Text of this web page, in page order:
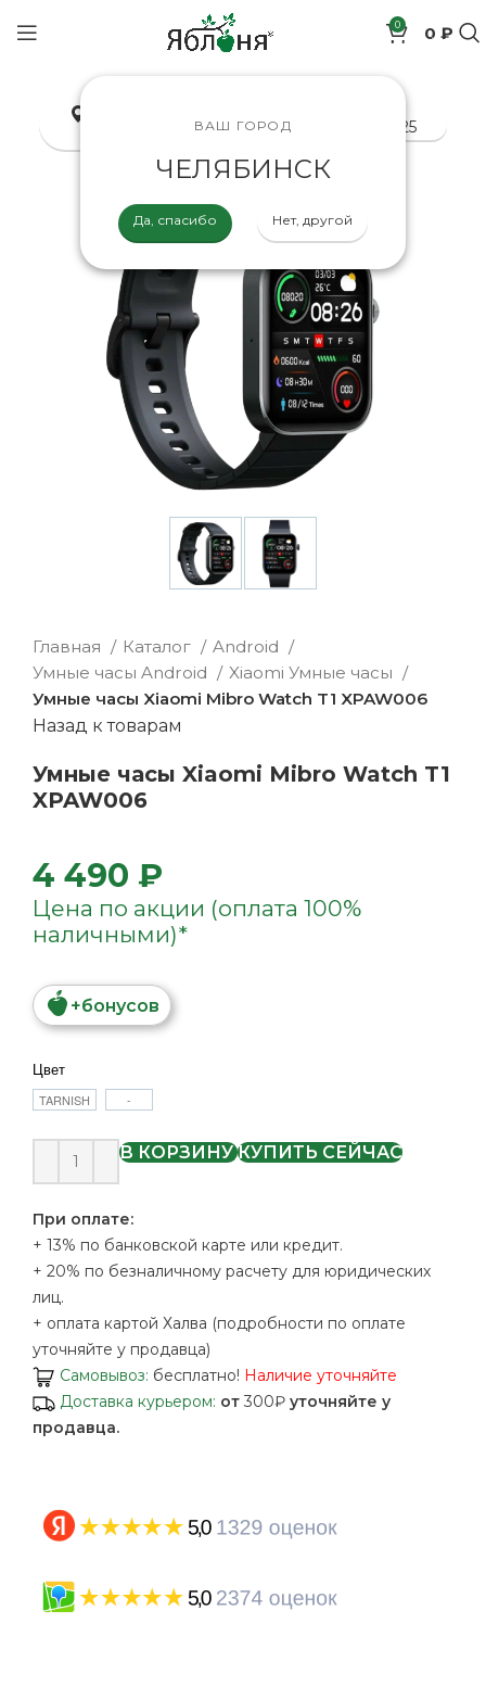
0
позиций0 ₽
ВАШ ГОРОД
ЧЕЛЯБИНСК
Да, спасибо Нет, другой
8-800-200-70-25
Главная Каталог
Android
Умные часы Android
Xiaomi Умные часы
Умные часы Xiaomi Mibro Watch T1 XPAW006
Назад к товарам
Умные часы Xiaomi Mibro Watch T1
XPAW006
4 490 ₽
Цена по акции (оплата 100%
наличными)*
+бонусов
Цвет
TARNISH -
В КОРЗИНУ КУПИТЬ СЕЙЧАС
При оплате:
+ 13% по банковской карте или кредит.
+ 20% по безналичному расчету для юридических
лиц.
+ оплата картой Халва (подробности по оплате
уточняйте у продавца)
Самовывоз: бесплатно! Наличие уточняйте
Доставка курьером: от 300₽ уточняйте у
продавца.